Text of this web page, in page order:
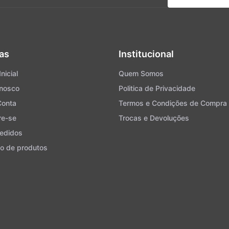
se
de produtos
Institucional
Quem Somos
Politica de Privacidade
Termos e Condições de Compra
Trocas e Devoluções